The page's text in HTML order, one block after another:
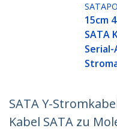
15cm
SATA
Serial-
SATA Y-
Kabel SATA zu